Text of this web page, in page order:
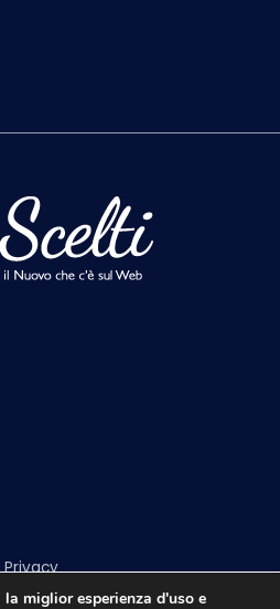
miglior esperienza d'uso e